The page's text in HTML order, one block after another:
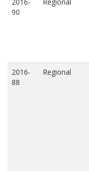
90
2016-
88
Regional